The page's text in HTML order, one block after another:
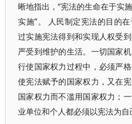
晰地指出，“宪法的生命在于实
实施”。 人民制定宪法的目的
过实施宪法得到和实现人权受
严受到维护的生活。一切国家
行使国家权力过程中，必须严
使宪法赋予的国家权力，又在
国家权力而不滥用国家权力；
业单位和个人都必须以宪法为自